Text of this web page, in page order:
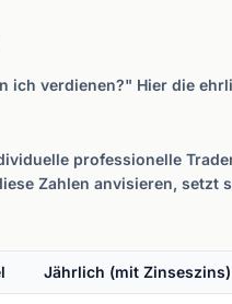
ich verdienen?" Hier die
professionelle
Zahlen anvisieren,
Jährlich (mit Zinseszins)